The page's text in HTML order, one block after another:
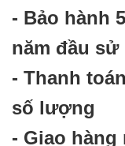
- Bảo hành
năm đầu sử
- Thanh
số lượng
- Giao hàng